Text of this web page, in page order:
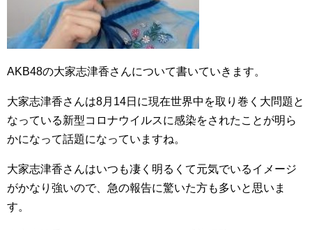
AKB48の大家志津香さんについて書いていきます。
大家志津香さんは8月14日に現在世界中を取り巻く大問題と
なっている新型コロナウイルスに感染をされたことが明ら
かになって話題になっていますね。
大家志津香さんはいつも凄く明るくて元気でいるイメージ
がかなり強いので、急の報告に驚いた方も多いと思いま
す。